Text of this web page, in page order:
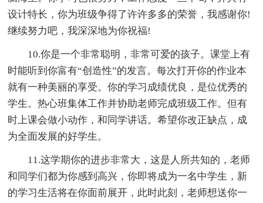
设计特长，你为班级争得了许许多多的荣誉，我感谢你!
继续努力吧，我深深地为你祝福!
10.你是一个非常聪明，非常可爱的孩子。课堂上有
时能听到你富有“创造性”的发言。每次打开你的作业本
就有一种美丽的享受。你的学习成绩优良，是位优秀的
学生。热心班集体工作并协助老师完成班级工作。但有
时上课会做小动作，和同学讲话。希望你改正缺点，成
为全面发展的好学生。
11.这学期你的进步非常大，这是人所共知的，老师
和同学们都为你感到高兴，你即将成为一名中学生，新
的学习生活将在你面前展开，此时此刻，老师想送你一